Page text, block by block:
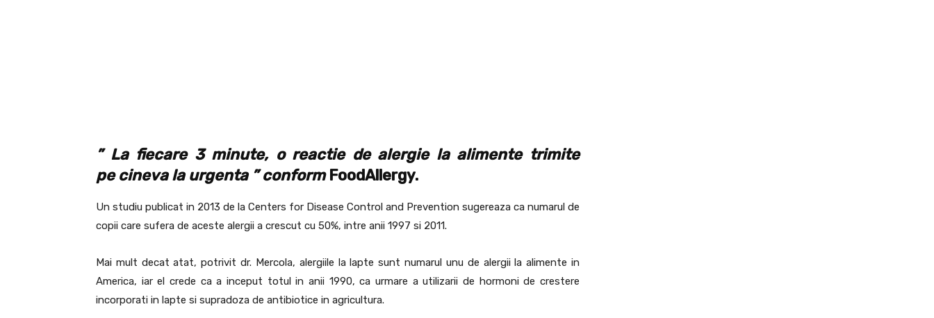
” La fiecare 3 minute, o reactie de alergie la alimente trimite
pe cineva la urgenta ” conformFoodAllergy.
Un studiu publicat in 2013 de la Centers for Disease Control and Prevention sugereaza ca numarul de
copii care sufera de aceste alergii a crescut cu 50%, intre anii 1997 si 2011.
Mai mult decat atat, potrivit dr. Mercola, alergiile la lapte sunt numarul unu de alergii la alimente in
America, iar el crede ca a inceput totul in anii 1990, ca urmare a utilizarii de hormoni de crestere
incorporati in lapte si supradoza de antibiotice in agricultura.